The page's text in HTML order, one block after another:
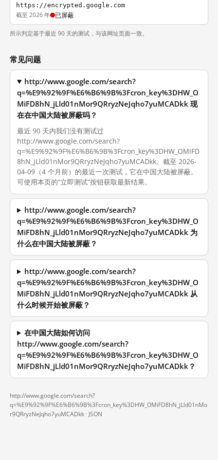
https://encrypted.google.com
截至 2026 年 已屏蔽
所示判定基于最近 90 天的测试，与该网址页面一致。
常见问题
http://www.google.com/search?
q=%E9%92%9F%E6%B6%9B%3Fcron_key%3DHW_O
MiFD8hN_jLld01nMor9QRryzNeJqho7yuMCADkk 现
在在中国大陆被屏蔽吗？
最近 90 天内我们没有测试过
http://www.google.com/search?
q=%E9%92%9F%E6%B6%9B%3Fcron_key%3DHW_OMiFD
8hN_jLld01nMor9QRryzNeJqho7yuMCADkk。截至 2026-
04-09（4 个月前）的最近一次测试，它在中国大陆被屏蔽。
可使用本页的“立即测试”按钮获取最新结果。
http://www.google.com/search?
q=%E9%92%9F%E6%B6%9B%3Fcron_key%3DHW_O
MiFD8hN_jLld01nMor9QRryzNeJqho7yuMCADkk 为
什么在中国大陆被屏蔽？
http://www.google.com/search?
q=%E9%92%9F%E6%B6%9B%3Fcron_key%3DHW_O
MiFD8hN_jLld01nMor9QRryzNeJqho7yuMCADkk 从
什么时候开始被屏蔽？
在中国大陆如何访问
http://www.google.com/search?
q=%E9%92%9F%E6%B6%9B%3Fcron_key%3DHW_O
MiFD8hN_jLld01nMor9QRryzNeJqho7yuMCADkk？
http://www.google.com/search?
q=%E9%92%9F%E6%B6%9B%3Fcron_key%3DHW_OMiFD8hN_jLld01nMo
r9QRryzNeJqho7yuMCADkk · JSON